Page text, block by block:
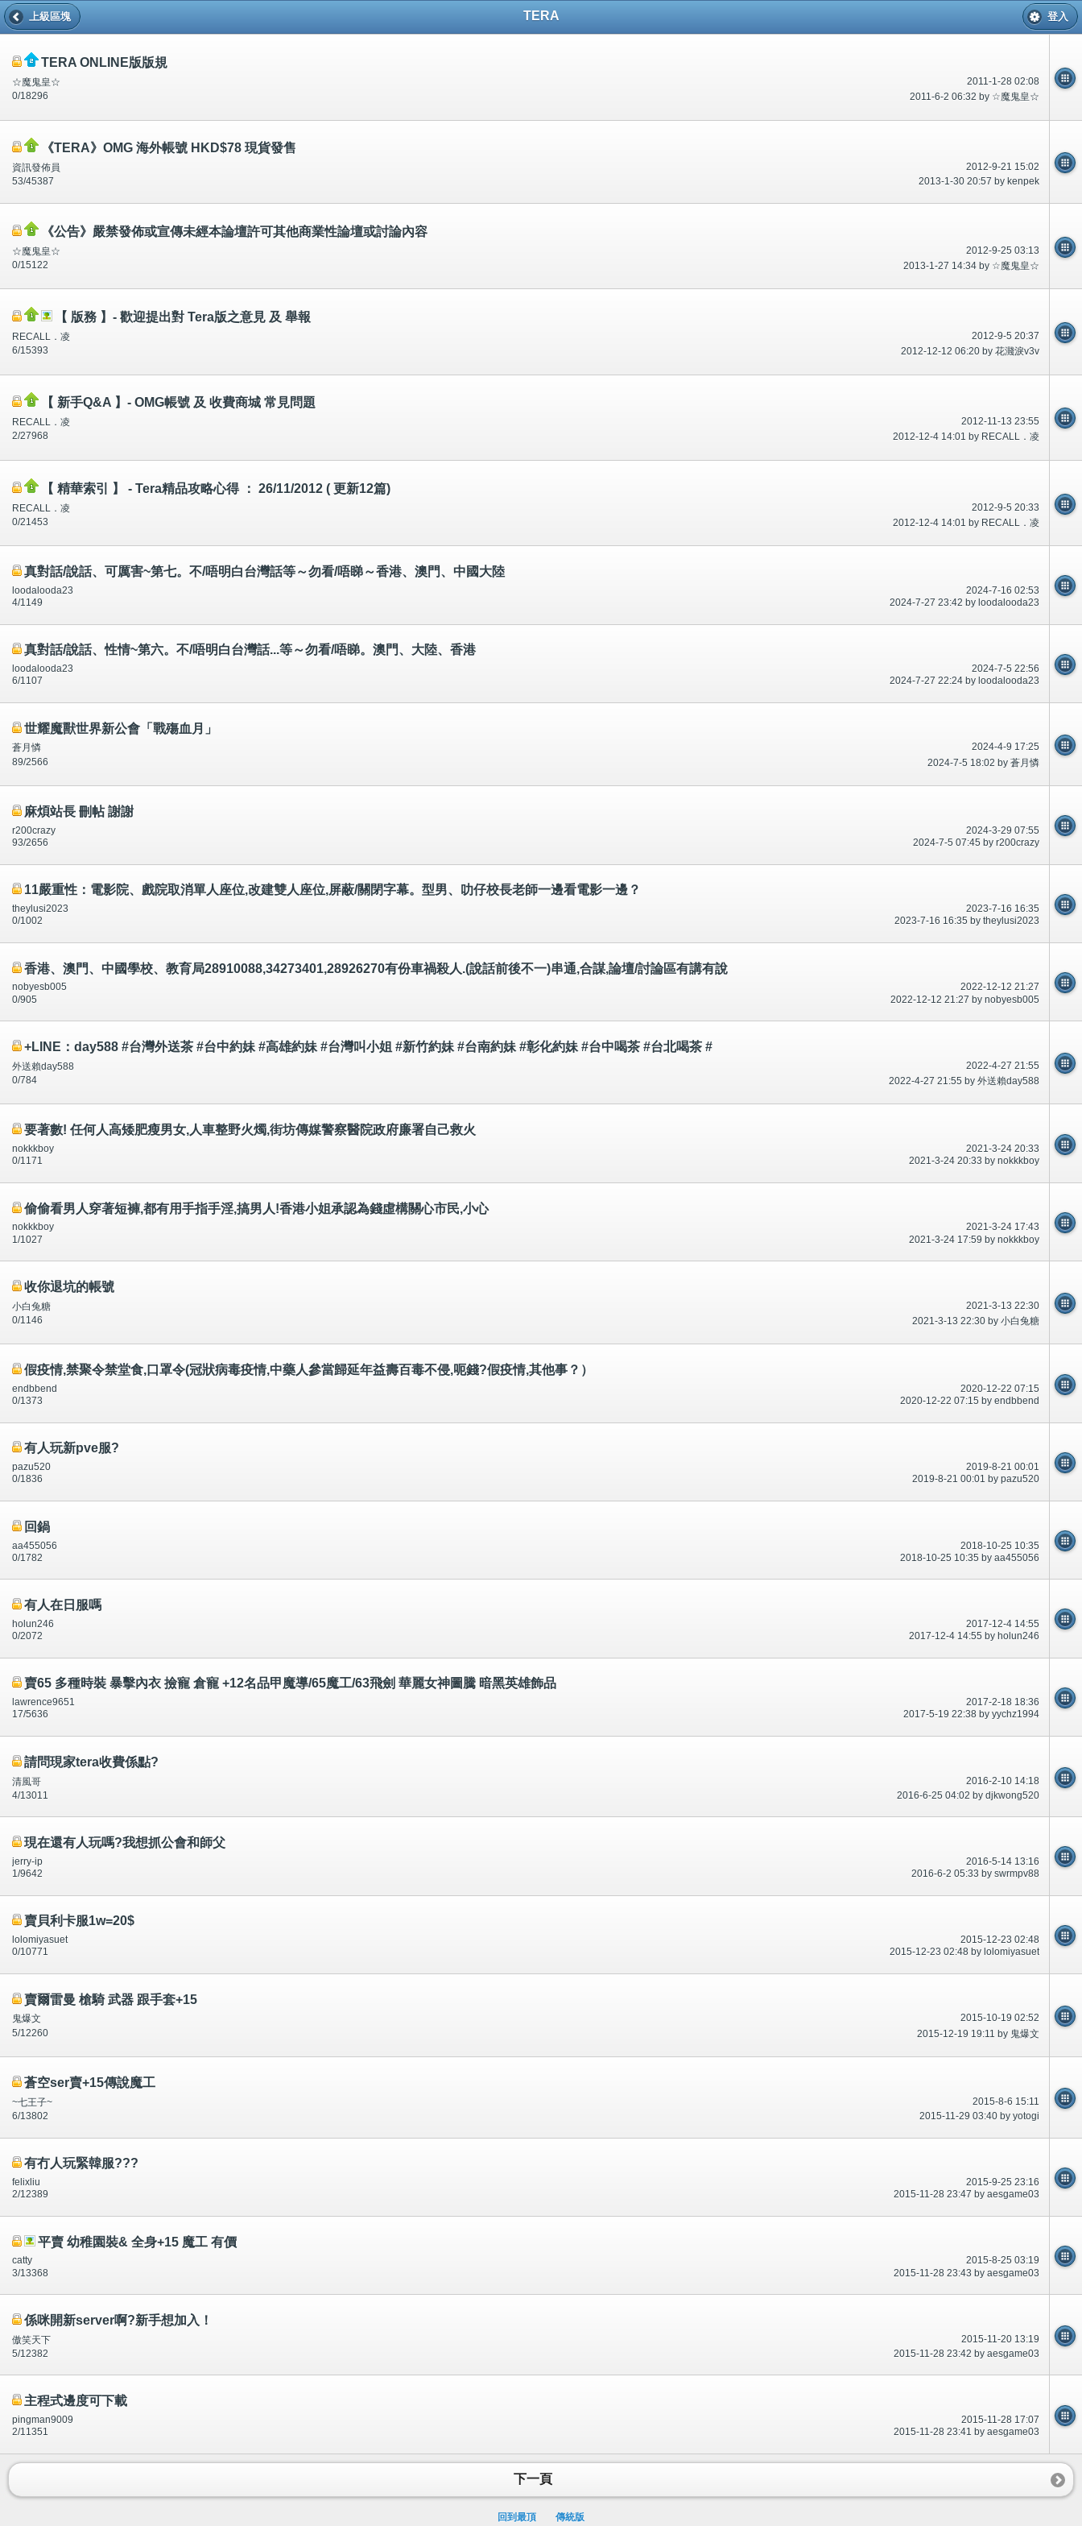
TERA
上級區塊 登入
TERA ONLINE版版規
2011-1-28 02:08
☆魔鬼皇☆
2011-6-2 06:32 by ☆魔鬼皇☆
0/18296
《TERA》OMG 海外帳號 HKD$78 現貨發售
2012-9-21 15:02
資訊發佈員
2013-1-30 20:57 by kenpek
53/45387
《公告》嚴禁發佈或宣傳未經本論壇許可其他商業性論壇或討論內容
2012-9-25 03:13
☆魔鬼皇☆
2013-1-27 14:34 by ☆魔鬼皇☆
0/15122
【 版務 】- 歡迎提出對 Tera版之意見 及 舉報
2012-9-5 20:37
RECALL．凌
2012-12-12 06:20 by 花濺淚v3v
6/15393
【 新手Q&A 】- OMG帳號 及 收費商城 常見問題
2012-11-13 23:55
RECALL．凌
2012-12-4 14:01 by RECALL．凌
2/27968
【 精華索引 】 - Tera精品攻略心得 ： 26/11/2012 ( 更新12篇)
2012-9-5 20:33
RECALL．凌
2012-12-4 14:01 by RECALL．凌
0/21453
真對話/說話、可厲害~第七。不/唔明白台灣話等～勿看/唔睇～香港、澳門、中國大陸
2024-7-16 02:53
loodalooda23
2024-7-27 23:42 by loodalooda23
4/1149
真對話/說話、性情~第六。不/唔明白台灣話...等～勿看/唔睇。澳門、大陸、香港
2024-7-5 22:56
loodalooda23
2024-7-27 22:24 by loodalooda23
6/1107
世耀魔獸世界新公會「戰殤血月」
2024-4-9 17:25
蒼月憐
2024-7-5 18:02 by 蒼月憐
89/2566
麻煩站長 刪帖 謝謝
2024-3-29 07:55
r200crazy
2024-7-5 07:45 by r200crazy
93/2656
11嚴重性：電影院、戲院取消單人座位,改建雙人座位,屏蔽/關閉字幕。型男、叻仔校長老師一邊看電影一邊？
2023-7-16 16:35
theylusi2023
2023-7-16 16:35 by theylusi2023
0/1002
香港、澳門、中國學校、教育局28910088,34273401,28926270有份車禍殺人.(說話前後不一)串通,合謀,論壇/討論區有講有說
2022-12-12 21:27
nobyesb005
2022-12-12 21:27 by nobyesb005
0/905
+LINE：day588 #台灣外送茶 #台中約妹 #高雄約妹 #台灣叫小姐 #新竹約妹 #台南約妹 #彰化約妹 #台中喝茶 #台北喝茶 #
2022-4-27 21:55
外送賴day588
2022-4-27 21:55 by 外送賴day588
0/784
要著數! 任何人高矮肥瘦男女,人車整野火燭,街坊傳媒警察醫院政府廉署自己救火
2021-3-24 20:33
nokkkboy
2021-3-24 20:33 by nokkkboy
0/1171
偷偷看男人穿著短褲,都有用手指手淫,搞男人!香港小姐承認為錢虛構關心市民,小心
2021-3-24 17:43
nokkkboy
2021-3-24 17:59 by nokkkboy
1/1027
收你退坑的帳號
2021-3-13 22:30
小白兔糖
2021-3-13 22:30 by 小白兔糖
0/1146
假疫情,禁聚令禁堂食,口罩令(冠狀病毒疫情,中藥人參當歸延年益壽百毒不侵,呃錢?假疫情,其他事？）
2020-12-22 07:15
endbbend
2020-12-22 07:15 by endbbend
0/1373
有人玩新pve服?
2019-8-21 00:01
pazu520
2019-8-21 00:01 by pazu520
0/1836
回鍋
2018-10-25 10:35
aa455056
2018-10-25 10:35 by aa455056
0/1782
有人在日服嗎
2017-12-4 14:55
holun246
2017-12-4 14:55 by holun246
0/2072
賣65 多種時裝 暴擊內衣 撿寵 倉寵 +12名品甲魔導/65魔工/63飛劍 華麗女神圖騰 暗黑英雄飾品
2017-2-18 18:36
lawrence9651
2017-5-19 22:38 by yychz1994
17/5636
請問現家tera收費係點?
2016-2-10 14:18
清風哥
2016-6-25 04:02 by djkwong520
4/13011
現在還有人玩嗎?我想抓公會和師父
2016-5-14 13:16
jerry-ip
2016-6-2 05:33 by swrmpv88
1/9642
賣貝利卡服1w=20$
2015-12-23 02:48
lolomiyasuet
2015-12-23 02:48 by lolomiyasuet
0/10771
賣爾雷曼 槍騎 武器 跟手套+15
2015-10-19 02:52
鬼爆文
2015-12-19 19:11 by 鬼爆文
5/12260
蒼空ser賣+15傳說魔工
2015-8-6 15:11
~七王子~
2015-11-29 03:40 by yotogi
6/13802
有冇人玩緊韓服???
2015-9-25 23:16
felixliu
2015-11-28 23:47 by aesgame03
2/12389
平賣 幼稚園裝& 全身+15 魔工 有價
2015-8-25 03:19
catty
2015-11-28 23:43 by aesgame03
3/13368
係咪開新server啊?新手想加入！
2015-11-20 13:19
傲笑天下
2015-11-28 23:42 by aesgame03
5/12382
主程式邊度可下載
2015-11-28 17:07
pingman9009
2015-11-28 23:41 by aesgame03
2/11351
下一頁
回到最頂 傳統版